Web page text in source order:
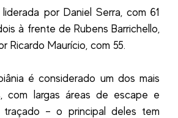
por Daniel Serra, com 61
à frente de Rubens Barrichello,
Ricardo Maurício, com 55.
é considerado um dos mais
com largas áreas de escape e
– o principal deles tem